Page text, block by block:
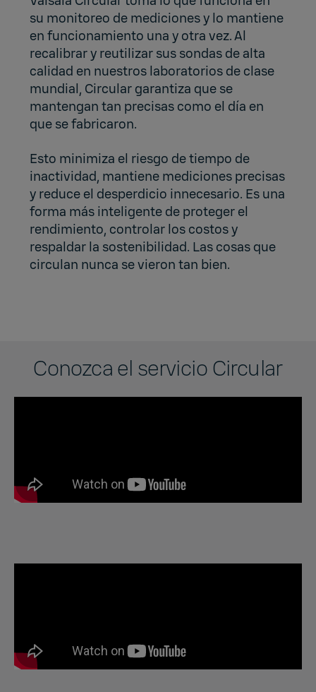
su monitoreo de mediciones y lo mantiene
en funcionamiento una y otra vez. Al
recalibrar y reutilizar sus sondas de alta
calidad en nuestros laboratorios de clase
mundial, Circular garantiza que se
mantengan tan precisas como el día en
que se fabricaron.
Esto minimiza el riesgo de tiempo de
inactividad, mantiene mediciones precisas
y reduce el desperdicio innecesario. Es una
forma más inteligente de proteger el
rendimiento, controlar los costos y
respaldar la sostenibilidad. Las cosas que
circulan nunca se vieron tan bien.
Conozca el servicio Circular